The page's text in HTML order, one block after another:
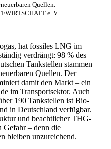
Quellen.
e. V.
hat fossiles LNG im
verdrängt: 98 % des
Tankstellen stammen
Quellen. Der
damit den Markt – ein
im Transportsektor. Auch
190 Tankstellen ist Bio-
in Deutschland verfügbar.
und beachtlicher THG-
Gefahr – denn die
bleiben unzureichend.